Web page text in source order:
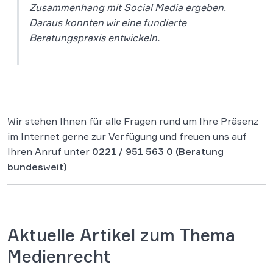
Zusammenhang mit Social Media ergeben.
Daraus konnten wir eine fundierte
Beratungspraxis entwickeln.
Wir stehen Ihnen für alle Fragen rund um Ihre Präsenz
im Internet gerne zur Verfügung und freuen uns auf
Ihren Anruf unter 0221 / 951 563 0 (Beratung
bundesweit)
Aktuelle Artikel zum Thema
Medienrecht